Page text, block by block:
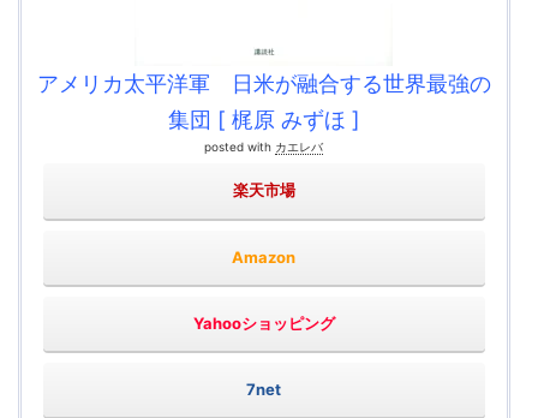
アメリカ太平洋軍 日米が融合する世界最強の
集団 [ 梶原 みずほ ]
posted with カエレバ
楽天市場
Amazon
Yahooショッピング
7net